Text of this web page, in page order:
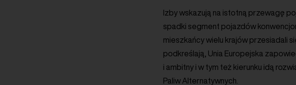
Izby wskazują na istotną przewagę
spadki segment pojazdów
mieszkańcy wielu krajów przesiadali
podkreślają, Unia Europejska
i ambitny i w tym też kierunku idą
Paliw Alternatywnych.